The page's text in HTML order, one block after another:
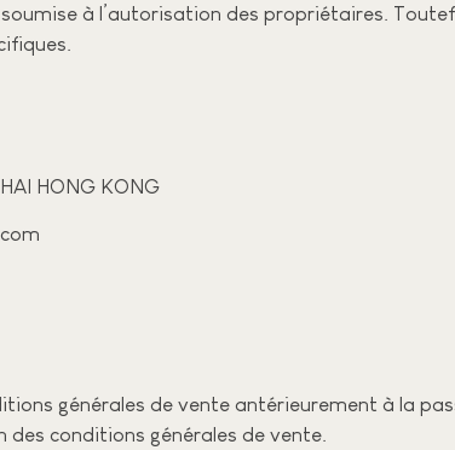
à l’autorisation des propriétaires.
HONG KONG
générales de vente antérieurement à la
conditions générales de vente.